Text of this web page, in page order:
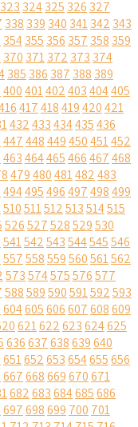
323 324325 326 327
338 339 340 341342 343
354355 356 357 358 359
370 371372 373 374
385 386 387 388 389
400401402403404405
417418419420421
432433434435436
447448449450451452
463464465466467468
479480481482483
494495496497498499
510511512513514515
526527528529530
541542543544545546
557558559560561562
573574575576577
588589590591592593
604605606607608609
621622623624625
636637638639640
651652653654655656
667668669670671
682683684685686
697698699 700 701